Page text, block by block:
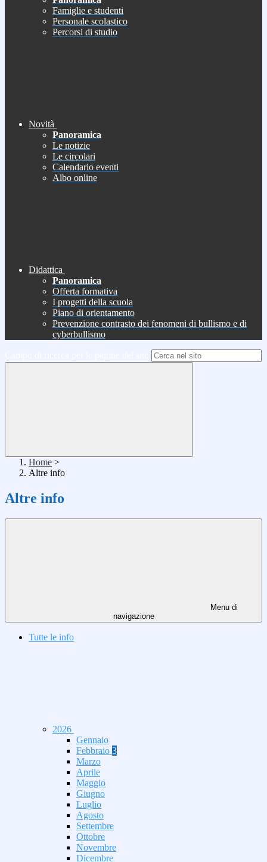
Famiglie e studenti
Personale scolastico
Percorsi di studio
Novità
Panoramica
Le notizie
Le circolari
Calendario eventi
Albo online
Didattica
Panoramica
Offerta formativa
I progetti della scuola
Piano di orientamento
Prevenzione contrasto dei fenomeni di bullismo e di
cyberbullismo
Home >
Altre info
Altre info
Menu di
navigazione
Tutte le info
2026
Gennaio
Febbraio 3
Marzo
Aprile
Maggio
Giugno
Luglio
Agosto
Settembre
Ottobre
Novembre
Dicembre